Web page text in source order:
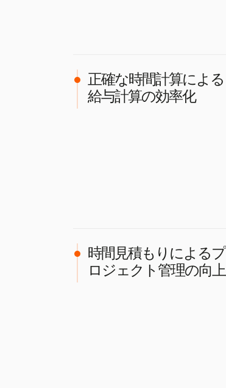
正確な時間計算による
給与計算の効率化
時間見積もりによるプ
ロジェクト管理の向上